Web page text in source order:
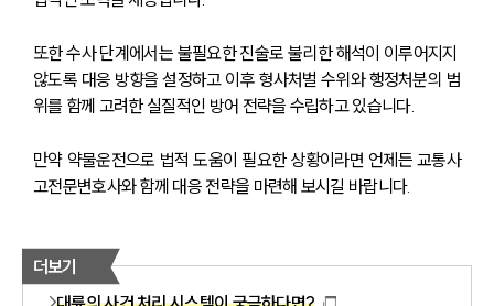
또한 수사 단계에서는 불필요한 진술로 불리한 해석이 이루어지지
않도록 대응 방향을 설정하고 이후 형사처벌 수위와 행정처분의 범
위를 함께 고려한 실질적인 방어 전략을 수립하고 있습니다.
만약 약물운전으로 법적 도움이 필요한 상황이라면 언제든 교통사
고전문변호사와 함께 대응 전략을 마련해 보시길 바랍니다.
더보기